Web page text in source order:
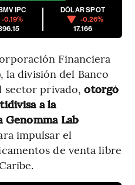
IPC
-0.19%
DÓLAR SPOT
-0.26%
17.166
Financiera
la división del Banco
sector privado,otorgó
a la
Lab
impulsar el
de venta libre